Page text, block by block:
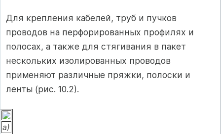
Для крепления кабелей, труб и пучков
проводов на перфорированных профилях и
полосах, а также для стягивания в пакет
нескольких изолированных проводов
применяют различные пряжки, полоски и
ленты (рис. 10.2).
а)